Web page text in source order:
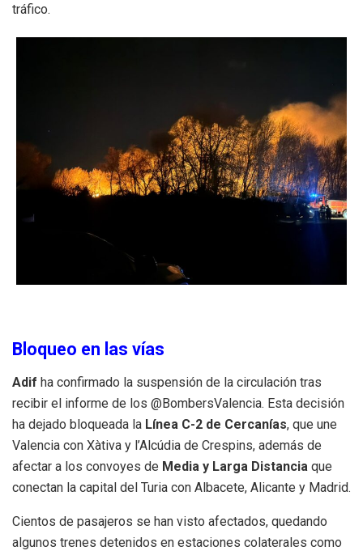
tráfico.
Bloqueo en las vías
Adif ha confirmado la suspensión de la circulación tras
recibir el informe de los @BombersValencia. Esta decisión
ha dejado bloqueada la Línea C-2 de Cercanías, que une
Valencia con Xàtiva y l’Alcúdia de Crespins, además de
afectar a los convoyes de Media y Larga Distancia que
conectan la capital del Turia con Albacete, Alicante y Madrid.
Cientos de pasajeros se han visto afectados, quedando
algunos trenes detenidos en estaciones colaterales como